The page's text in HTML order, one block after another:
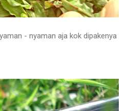
- nyaman aja kok dipakenya